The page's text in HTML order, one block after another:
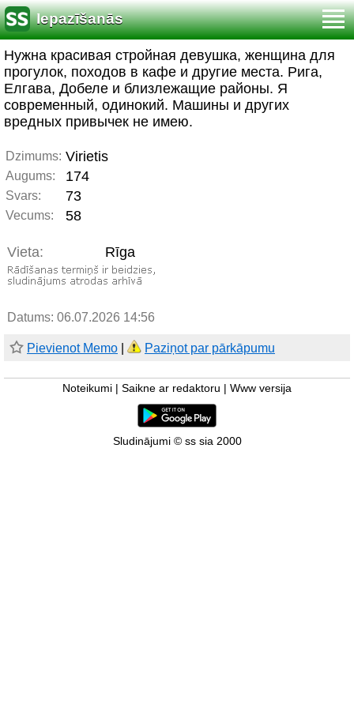
Iepazīšanās
Нужна красивая стройная девушка, женщина для
прогулок, походов в кафе и другие места. Рига,
Елгава, Добеле и близлежащие районы. Я
современный, одинокий. Машины и других
вредных привычек не имею.
Dzimums: Virietis
Augums: 174
Svars: 73
Vecums: 58
Vieta: Rīga
Datums: 06.07.2026 14:56
Pievienot Memo Paziņot par pārkāpumu
Noteikumi Saikne ar redaktoru Www versija
Sludinājumi © ss sia 2000